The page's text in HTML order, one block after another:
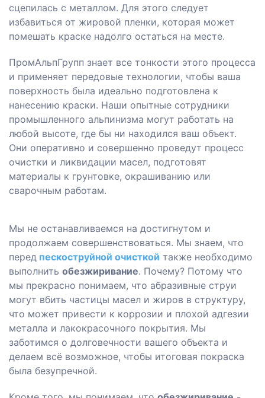
сцепилась с металлом. Для этого следует
избавиться от жировой пленки, которая может
помешать краске надолго остаться на месте.
ПромАльпГрупп знает все тонкости этого процесса
и применяет передовые технологии, чтобы ваша
поверхность была идеально подготовлена к
нанесению краски. Наши опытные сотрудники
промышленного альпинизма могут работать на
любой высоте, где бы ни находился ваш объект.
Они оперативно и совершенно проведут процесс
очистки и ликвидации масел, подготовят
материалы к грунтовке, окрашиванию или
сварочным работам.
Мы не останавливаемся на достигнутом и
продолжаем совершенствоваться. Мы знаем, что
перед пескоструйной очисткой также необходимо
выполнить обезжиривание. Почему? Потому что
мы прекрасно понимаем, что абразивные струи
могут вбить частицы масел и жиров в структуру,
что может привести к коррозии и плохой адгезии
металла и лакокрасочного покрытия. Мы
заботимся о долговечности вашего объекта и
делаем всё возможное, чтобы итоговая покраска
была безупречной.